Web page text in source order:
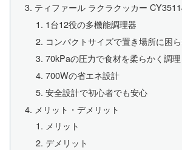
ティファール ラクラクッカー
1台12役の多機能調理器
コンパクトサイズで置き場所に困
70kPaの圧力で食材を柔らかく調理
700Wの省エネ設計
安全設計で初心者でも安心
メリット・デメリット
メリット
デメリット